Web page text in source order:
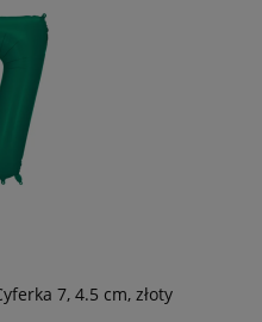
7, 4.5 cm, złoty